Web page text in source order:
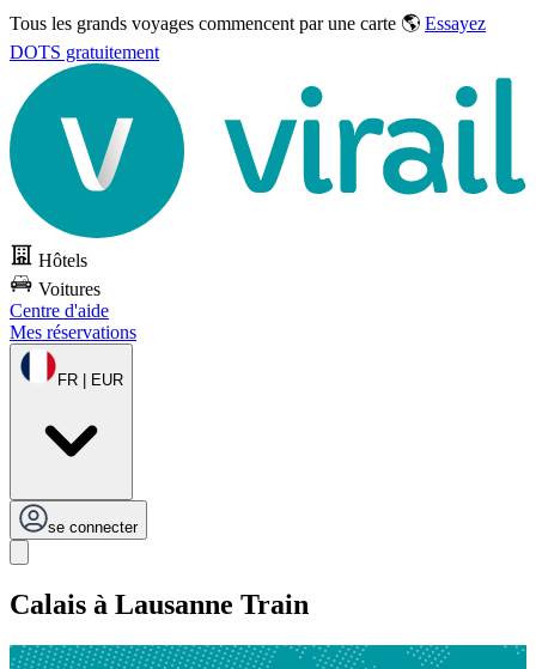
Tous les grands voyages commencent par une carte 🌎 Essayez
DOTS gratuitement
Hôtels
Voitures
Centre d'aide
Mes réservations
FR | EUR
se connecter
Calais à Lausanne Train